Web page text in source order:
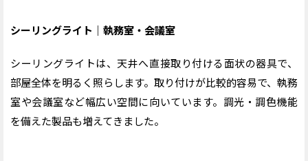
シーリングライト｜執務室・会議室
シーリングライトは、天井へ直接取り付ける面状の器具で、
部屋全体を明るく照らします。取り付けが比較的容易で、執務
室や会議室など幅広い空間に向いています。調光・調色機能
を備えた製品も増えてきました。